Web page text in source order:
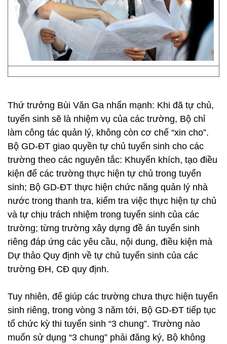
Thứ trưởng Bùi Văn Ga nhấn mạnh: Khi đã tự chủ,
tuyển sinh sẽ là nhiệm vụ của các trường, Bộ chỉ
làm công tác quản lý, không còn cơ chế “xin cho”.
Bộ GD-ĐT giao quyền tự chủ tuyển sinh cho các
trường theo các nguyên tắc: Khuyến khích, tạo điều
kiện để các trường thực hiện tự chủ trong tuyển
sinh; Bộ GD-ĐT thực hiện chức năng quản lý nhà
nước trong thanh tra, kiểm tra việc thực hiện tự chủ
và tự chịu trách nhiệm trong tuyển sinh của các
trường; từng trường xây dựng đề án tuyển sinh
riêng đáp ứng các yêu cầu, nội dung, điều kiện mà
Dự thảo Quy định về tự chủ tuyển sinh của các
trường ĐH, CĐ quy định.
Tuy nhiên, để giúp các trường chưa thực hiện tuyển
sinh riêng, trong vòng 3 năm tới, Bộ GD-ĐT tiếp tục
tổ chức kỳ thi tuyển sinh “3 chung”. Trường nào
muốn sử dụng “3 chung” phải đăng ký, Bộ không